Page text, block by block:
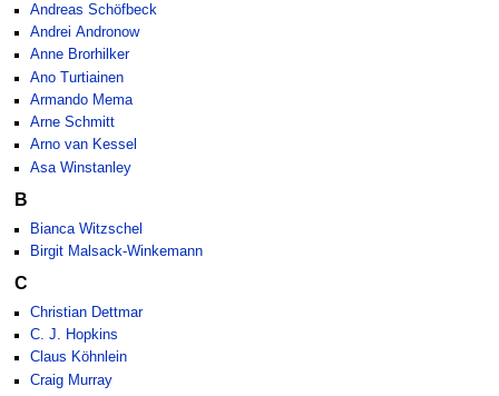
Andreas Schöfbeck
Andrei Andronow
Anne Brorhilker
Ano Turtiainen
Armando Mema
Arne Schmitt
Arno van Kessel
Asa Winstanley
B
Bianca Witzschel
Birgit Malsack-Winkemann
C
Christian Dettmar
C. J. Hopkins
Claus Köhnlein
Craig Murray